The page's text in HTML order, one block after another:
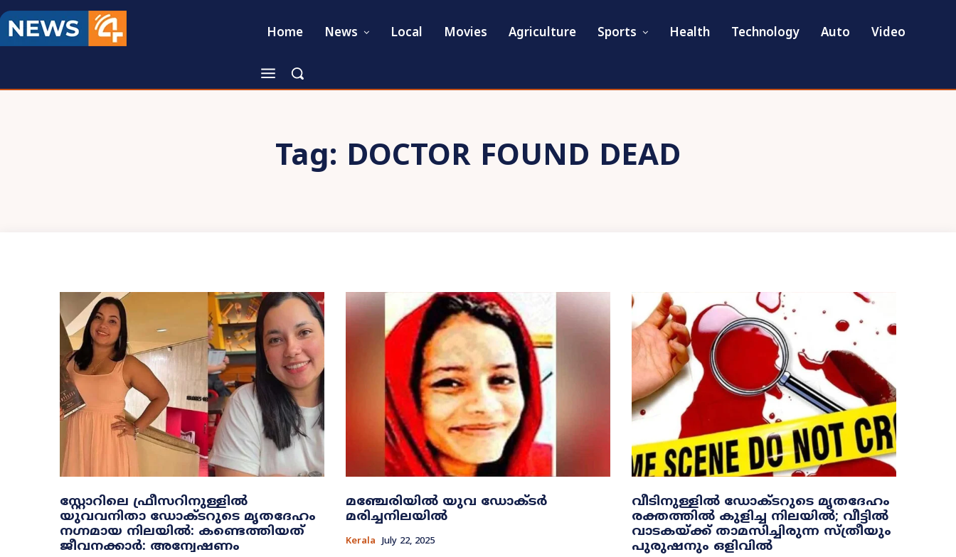
Home News Local Movies Agriculture Sports Health Technology Auto Video
Tag: DOCTOR FOUND DEAD
സ്റ്റോറിലെ ഫ്രീസറിനുള്ളിൽ
യുവവനിതാ ഡോക്ടറുടെ മൃതദേഹം
നഗ്നമായ നിലയിൽ: കണ്ടെത്തിയത്
ജീവനക്കാർ: അന്വേഷണം
മഞ്ചേരിയിൽ യുവ ഡോക്ടർ
മരിച്ചനിലയിൽ
Kerala July 22, 2025
വീടിനുള്ളിൽ ഡോക്ടറുടെ മൃതദേഹം
രക്തത്തിൽ കുളിച്ച നിലയിൽ; വീട്ടിൽ
വാടകയ്ക്ക് താമസിച്ചിരുന്ന സ്ത്രീയും
പുരുഷനും ഒളിവിൽ